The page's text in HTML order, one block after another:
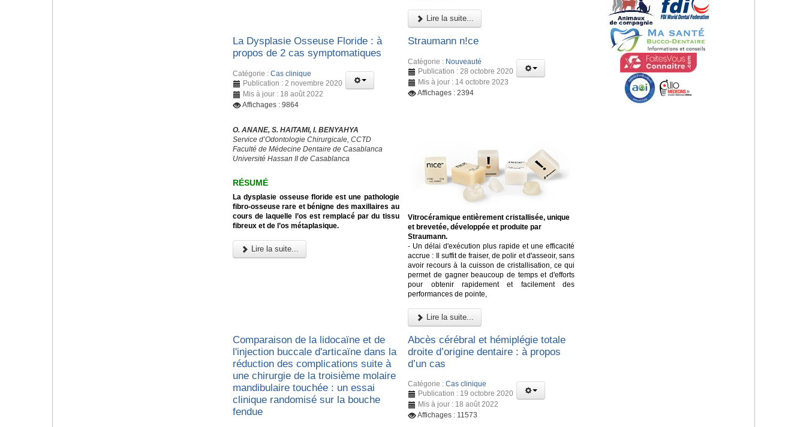
Lire la suite...
La Dysplasie Osseuse Floride : à
propos de 2 cas symptomatiques
Catégorie : Cas clinique
Publication : 2 novembre 2020
Mis à jour : 18 août 2022
Affichages : 9864
O. ANANE, S. HAITAMI, I. BENYAHYA
Service d’Odontologie Chirurgicale, CCTD
Faculté de Médecine Dentaire de Casablanca
Université Hassan II de Casablanca
RÉSUMÉ
La dysplasie osseuse floride est une pathologie
fibro-osseuse rare et bénigne des maxillaires au
cours de laquelle l’os est remplacé par du tissu
fibreux et de l’os métaplasique.
Lire la suite...
Straumann n!ce
Catégorie : Nouveauté
Publication : 28 octobre 2020
Mis à jour : 14 octobre 2023
Affichages : 2394
Vitrocéramique entièrement cristallisée, unique
et brevetée, développée et produite par
Straumann.
- Un délai d'exécution plus rapide et une efficacité
accrue : Il suffit de fraiser, de polir et d'asseoir, sans
avoir recours à la cuisson de cristallisation, ce qui
permet de gagner beaucoup de temps et d'efforts
pour obtenir rapidement et facilement des
performances de pointe,
Lire la suite...
Comparaison de la lidocaïne et de
l'injection buccale d'articaïne dans la
réduction des complications suite à
une chirurgie de la troisième molaire
mandibulaire touchée : un essai
clinique randomisé sur la bouche
fendue
Abcès cérébral et hémiplégie totale
droite d’origine dentaire : à propos
d’un cas
Catégorie :Cas clinique
Publication : 19 octobre 2020
Mis à jour : 18 août 2022
Affichages : 11573